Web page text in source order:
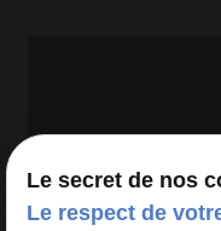
Google Maps
Le secret de nos
Le respect de